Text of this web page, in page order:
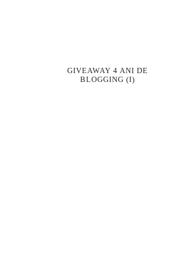
GIVEAWAY 4 ANI DE
BLOGGING (I)